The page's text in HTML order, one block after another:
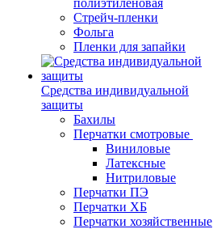
полиэтиленовая
Стрейч-пленки
Фольга
Пленки для запайки
Средства индивидуальной
защиты
Бахилы
Перчатки смотровые
Виниловые
Латексные
Нитриловые
Перчатки ПЭ
Перчатки ХБ
Перчатки хозяйственные